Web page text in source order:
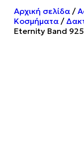
Αρχική σελίδα /
Κοσμήματα /
Eternity Band